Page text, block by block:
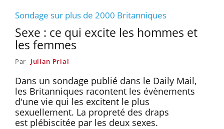
Sondage sur plus de 2000 Britanniques
Sexe : ce qui excite les hommes et
les femmes
Par Julian Prial
Dans un sondage publié dans le Daily Mail,
les Britanniques racontent les évènements
d'une vie qui les excitent le plus
sexuellement. La propreté des draps
est plébiscitée par les deux sexes.